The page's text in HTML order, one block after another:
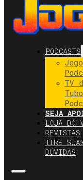
PODCASTS
TV
Tubo
SEJA
LOJA DO
REVISTAS
TIRE
DÚVIDAS